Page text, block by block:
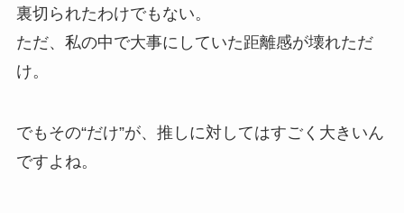
裏切られたわけでもない。
ただ、私の中で大事にしていた距離感が壊れただ
け。
でもその“だけ”が、推しに対してはすごく大きいん
ですよね。